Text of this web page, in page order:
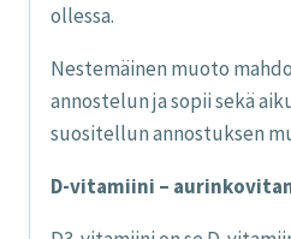
ollessa.
Nestemäinen muoto
annostelun ja sopii sekä
suositellun annostuksen
D-vitamiini –